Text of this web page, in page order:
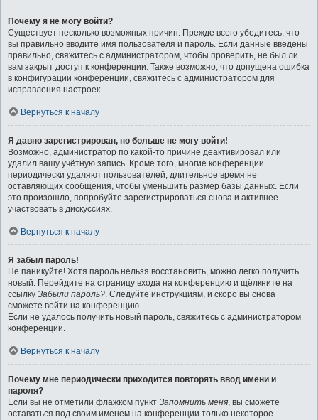
Почему я не могу войти?
Существует несколько возможных причин. Прежде всего убедитесь, что
вы правильно вводите имя пользователя и пароль. Если данные введены
правильно, свяжитесь с администратором, чтобы проверить, не был ли
вам закрыт доступ к конференции. Также возможно, что допущена ошибка
в конфигурации конференции, свяжитесь с администратором для
исправления настроек.
Вернуться к началу
Я давно зарегистрирован, но больше не могу войти!
Возможно, администратор по какой-то причине деактивировал или
удалил вашу учётную запись. Кроме того, многие конференции
периодически удаляют пользователей, длительное время не
оставляющих сообщения, чтобы уменьшить размер базы данных. Если
это произошло, попробуйте зарегистрироваться снова и активнее
участвовать в дискуссиях.
Вернуться к началу
Я забыл пароль!
Не паникуйте! Хотя пароль нельзя восстановить, можно легко получить
новый. Перейдите на страницу входа на конференцию и щёлкните на
ссылку Забыли пароль?. Следуйте инструкциям, и скоро вы снова
сможете войти на конференцию.
Если не удалось получить новый пароль, свяжитесь с администратором
конференции.
Вернуться к началу
Почему мне периодически приходится повторять ввод имени и
пароля?
Если вы не отметили флажком пункт Запомнить меня, вы сможете
оставаться под своим именем на конференции только некоторое